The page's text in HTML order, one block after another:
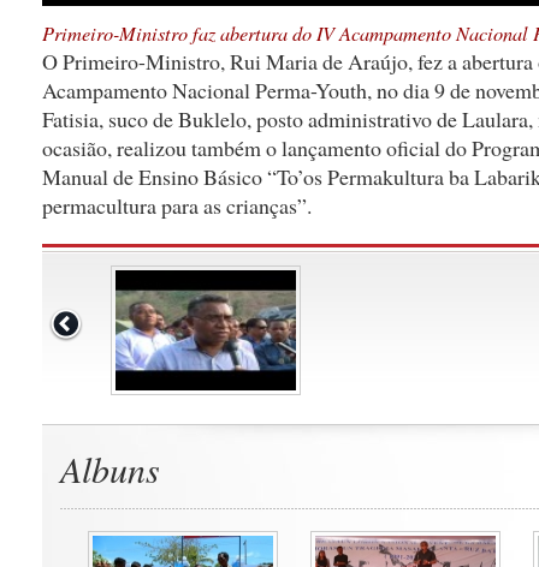
Primeiro-Ministro faz abertura do IV Acampamento Nacional
O Primeiro-Ministro, Rui Maria de Araújo, fez a
Acampamento Nacional Perma-Youth, no dia 9 de
Fatisia, suco de Buklelo, posto administrativo de
ocasião, realizou também o lançamento oficial do
Manual de Ensino Básico “To’os Permakultura ba
permacultura para as crianças”.
Albuns